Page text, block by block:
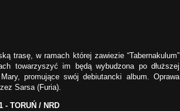
trasę, w ramach której zawiezie “Tabernakulum”
towarzyszyć im będą wybudzona po dłuższej
promujące swój debiutancki album. Oprawa
Sarsa (Furia).
- TORUŃ / NRD